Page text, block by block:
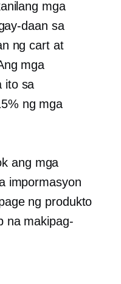
mga
daan sa
ng cart at
mga
ito sa
ng mga
ang mga
impormasyon
ng produkto
na makipag-